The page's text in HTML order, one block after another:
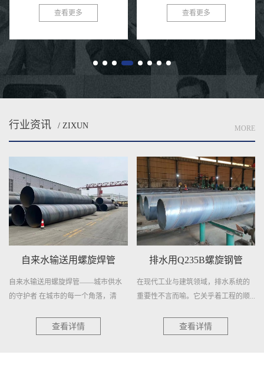
21200㎜的螺旋钢管总称为超大口
径无缝钢管，由于直缝焊管是用焊
内中口...
查看更多
都是相同的。但是在实际的焊接时
间过程当中，热轧无缝管往往会再
的...
查看更多
行业资讯 / ZIXUN MORE
自来水输送用螺旋焊管
自来水输送用螺旋焊管——城市供水
的守护者 在城市的每一个角落，清
查看详情
排水用Q235B螺旋钢管
在现代工业与建筑领域，排水系统的
重要性不言而喻。它关乎着工程的顺...
查看详情